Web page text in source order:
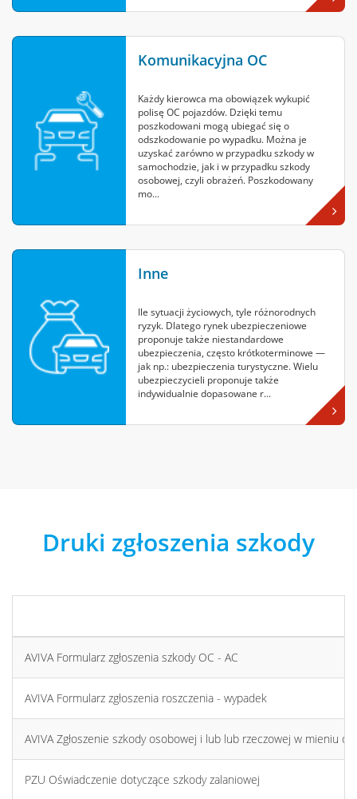
Komunikacyjna OC
Każdy kierowca ma obowiązek wykupić
polisę OC pojazdów. Dzięki temu
poszkodowani mogą ubiegać się o
odszkodowanie po wypadku. Można je
uzyskać zarówno w przypadku szkody w
samochodzie, jak i w przypadku szkody
osobowej, czyli obrażeń. Poszkodowany
mo...
Inne
Ile sytuacji życiowych, tyle różnorodnych
ryzyk. Dlatego rynek ubezpieczeniowe
proponuje także niestandardowe
ubezpieczenia, często krótkoterminowe —
jak np.: ubezpieczenia turystyczne. Wielu
ubezpieczycieli proponuje także
indywidualnie dopasowane r...
Druki zgłoszenia szkody
AVIVA Formularz zgłoszenia szkody OC - AC
AVIVA Formularz zgłoszenia roszczenia - wypadek
AVIVA Zgłoszenie szkody osobowej i lub lub rzeczowej w mieniu
PZU Oświadczenie dotyczące szkody zalaniowej